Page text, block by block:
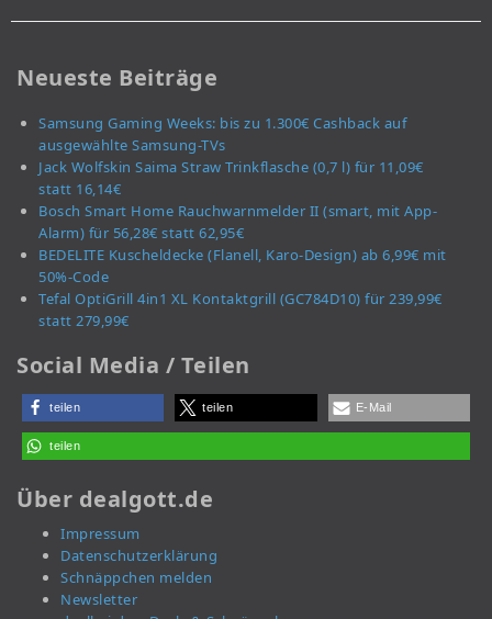
Neueste Beiträge
Samsung Gaming Weeks: bis zu 1.300€ Cashback auf
ausgewählte Samsung-TVs
Jack Wolfskin Saima Straw Trinkflasche (0,7 l) für 11,09€
statt 16,14€
Bosch Smart Home Rauchwarnmelder II (smart, mit App-
Alarm) für 56,28€ statt 62,95€
BEDELITE Kuscheldecke (Flanell, Karo-Design) ab 6,99€ mit
50%-Code
Tefal OptiGrill 4in1 XL Kontaktgrill (GC784D10) für 239,99€
statt 279,99€
Social Media / Teilen
teilen teilen E-Mail
teilen
Über dealgott.de
Impressum
Datenschutzerklärung
Schnäppchen melden
Newsletter